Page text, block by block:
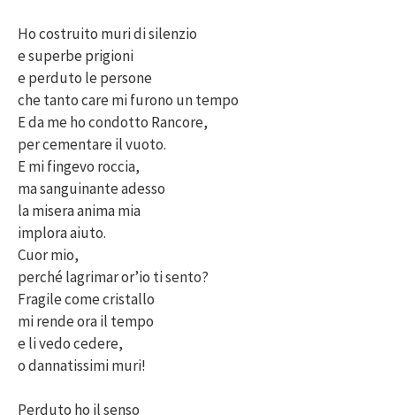
Ho costruito muri di silenzio
e superbe prigioni
e perduto le persone
che tanto care mi furono un tempo
E da me ho condotto Rancore,
per cementare il vuoto.
E mi fingevo roccia,
ma sanguinante adesso
la misera anima mia
implora aiuto.
Cuor mio,
perché lagrimar or’io ti sento?
Fragile come cristallo
mi rende ora il tempo
e li vedo cedere,
o dannatissimi muri!
Perduto ho il senso